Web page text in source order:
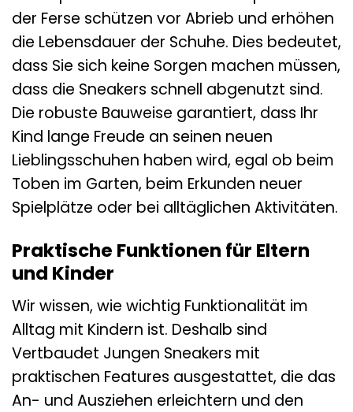
der Ferse schützen vor Abrieb und erhöhen
die Lebensdauer der Schuhe. Dies bedeutet,
dass Sie sich keine Sorgen machen müssen,
dass die Sneakers schnell abgenutzt sind.
Die robuste Bauweise garantiert, dass Ihr
Kind lange Freude an seinen neuen
Lieblingsschuhen haben wird, egal ob beim
Toben im Garten, beim Erkunden neuer
Spielplätze oder bei alltäglichen Aktivitäten.
Praktische Funktionen für Eltern
und Kinder
Wir wissen, wie wichtig Funktionalität im
Alltag mit Kindern ist. Deshalb sind
Vertbaudet Jungen Sneakers mit
praktischen Features ausgestattet, die das
An- und Ausziehen erleichtern und den